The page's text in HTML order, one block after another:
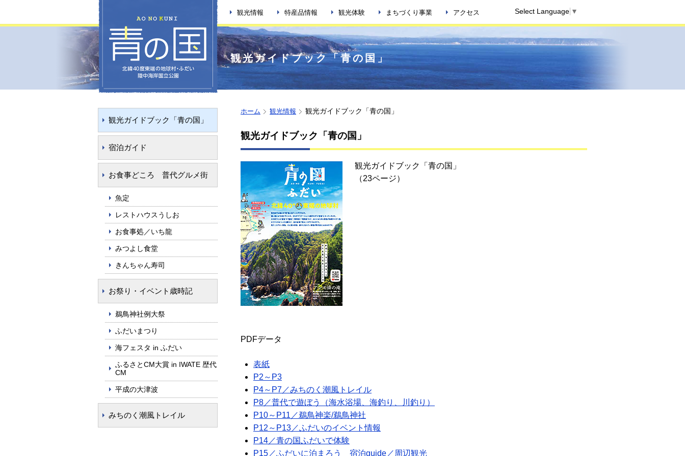
観光情報 特産品情報 観光体験 まちづくり事業 アクセス Select Language ▼
観光ガイドブック「青の国」
ホーム 観光情報 観光ガイドブック「青の国」
観光ガイドブック「青の国」
観光ガイドブック「青の国」
（23ページ）
PDFデータ
表紙
P2～P3
P4～P7／みちのく潮風トレイル
P8／普代で遊ぼう（海水浴場、海釣り、川釣り）
P10～P11／鵜鳥神楽/鵜鳥神社
P12～P13／ふだいのイベント情報
P14／青の国ふだいで体験
P15／ふだいに泊まろう 宿泊guide／周辺観光
観光ガイドブック「青の国」
宿泊ガイド
お食事どころ 普代グルメ街
魚定
レストハウスうしお
お食事処／いち龍
みつよし食堂
きんちゃん寿司
お祭り・イベント歳時記
鵜鳥神社例大祭
ふだいまつり
海フェスタ in ふだい
ふるさとCM大賞 in IWATE 歴代
CM
平成の大津波
みちのく潮風トレイル